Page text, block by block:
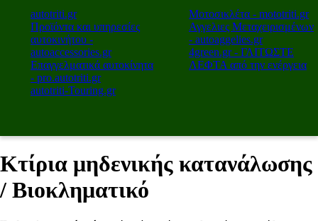
autotriti.gr
Προϊόντα και υπηρεσίες
αυτοκινήτου -
autoaccessories.gr
Επαγγελματικά αυτοκίνητα
- pro.autotriti.gr
autotriti-Touring.gr
Μοτοσικλέτα - mototriti.gr
Αγγελιες Μεταχειρισμένων
- autoaggelies.gr
4green.gr - ΓΛΙΤΩΣΤΕ
ΛΕΦΤΑ από την ενέργεια
Κτίρια μηδενικής κατανάλωσης
/ Βιοκληματικό